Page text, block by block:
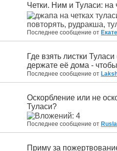
Четки. Ним и Туласи: на
Последнее сообщение от
Где взять листки
держате её дома -
Последнее сообщение от
Оскорбление или не
Туласи?
Последнее сообщение от
Приму за